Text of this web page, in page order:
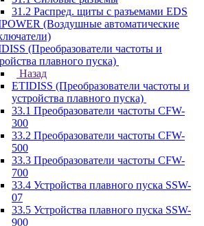
31.2 Распред. щиты с разъемами EDS
(Воздушные автоматические
(Преобразователи частоты и
плавного пуска)
Назад
ETIDISS (Преобразователи частоты и
устройства плавного пуска)
33.1 Преобразователи частоты CFW-
300
33.2 Преобразователи частоты CFW-
500
33.3 Преобразователи частоты CFW-
700
33.4 Устройства плавного пуска SSW-
07
33.5 Устройства плавного пуска SSW-
900